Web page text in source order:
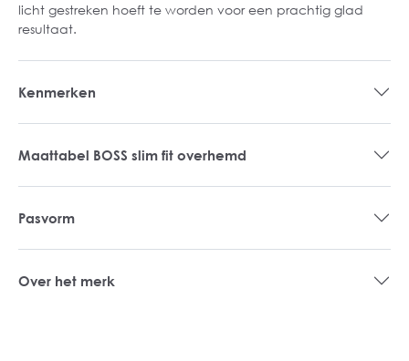
licht gestreken hoeft te worden voor een prachtig glad
resultaat.
Kenmerken
Maattabel BOSS slim fit overhemd
Pasvorm
Over het merk